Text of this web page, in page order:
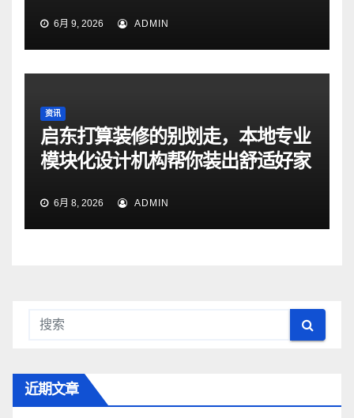
6月 9, 2026 ADMIN
资讯
启东打算装修的别划走，本地专业
模块化设计机构帮你装出舒适好家
6月 8, 2026 ADMIN
近期文章